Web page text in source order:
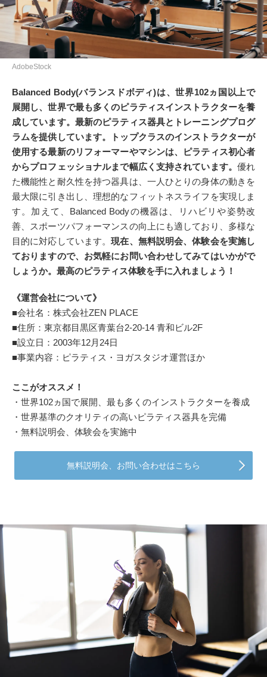
AdobeStock
Balanced Body(バランスドボディ)は、世界102ヵ国以上で
展開し、世界で最も多くのピラティスインストラクターを養
成しています。最新のピラティス器具とトレーニングプログ
ラムを提供しています。トップクラスのインストラクターが
使用する最新のリフォーマーやマシンは、ピラティス初心者
からプロフェッショナルまで幅広く支持されています。 優れ
た機能性と耐久性を持つ器具は、一人ひとりの身体の動きを
最大限に引き出し、理想的なフィットネスライフを実現しま
す。加えて、Balanced Bodyの機器は、リハビリや姿勢改
善、スポーツパフォーマンスの向上にも適しており、多様な
目的に対応しています。現在、無料説明会、体験会を実施し
ておりますので、お気軽にお問い合わせしてみてはいかがで
しょうか。最高のピラティス体験を手に入れましょう！
《運営会社について》
■会社名：株式会社ZEN PLACE
■住所：東京都目黒区青葉台2-20-14 青和ビル2F
■設立日：2003年12月24日
■事業内容：ピラティス・ヨガスタジオ運営ほか
ここがオススメ！
・世界102ヵ国で展開、最も多くのインストラクターを養成
・世界基準のクオリティの高いピラティス器具を完備
・無料説明会、体験会を実施中
無料説明会、お問い合わせはこちら